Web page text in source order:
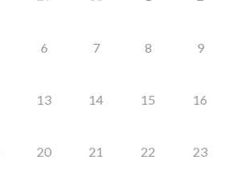
6 7 8 9
13 14 15 16
20 21 22 23